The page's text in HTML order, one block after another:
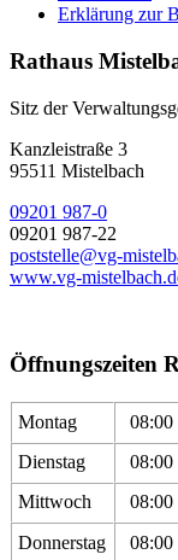
Erklärung zur
Rathaus
Sitz der
Kanzleistraße 3
95511 Mistelbach
09201 987-0
09201 987-22
poststelle@vg-
www.vg-
Öffnungszeiten
Montag
Dienstag
Mittwoch
Donnerstag